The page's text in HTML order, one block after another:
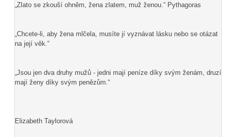
„Zlato se zkouší ohněm, žena zlatem, muž ženou.“ Pythagoras
„Chcete-li, aby žena mlčela, musíte jí vyznávat lásku nebo se otázat
na její věk.“
„Jsou jen dva druhy mužů - jedni mají peníze díky svým ženám, druzí
mají ženy díky svým penězům.“
Elizabeth Taylorová